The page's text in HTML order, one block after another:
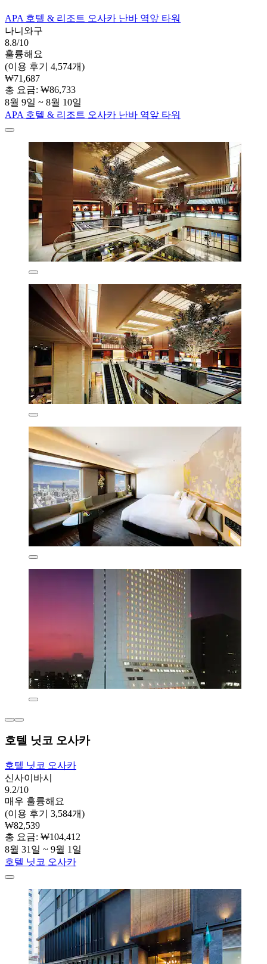
APA 호텔 & 리조트 오사카 난바 역앞 타워
나니와구
8.8/10
훌륭해요
(이용 후기 4,574개)
₩71,687
총 요금: ₩86,733
8월 9일 ~ 8월 10일
APA 호텔 & 리조트 오사카 난바 역앞 타워
호텔 닛코 오사카
호텔 닛코 오사카
신사이바시
9.2/10
매우 훌륭해요
(이용 후기 3,584개)
₩82,539
총 요금: ₩104,412
8월 31일 ~ 9월 1일
호텔 닛코 오사카